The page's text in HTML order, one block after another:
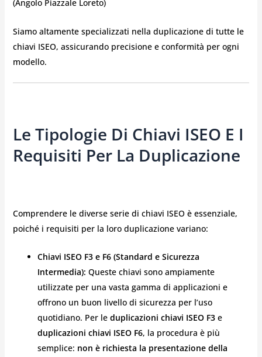
(Angolo Piazzale Loreto)
Siamo altamente specializzati nella duplicazione di tutte le
chiavi ISEO, assicurando precisione e conformità per ogni
modello.
Le Tipologie Di Chiavi ISEO E I
Requisiti Per La Duplicazione
Comprendere le diverse serie di chiavi ISEO è essenziale,
poiché i requisiti per la loro duplicazione variano:
Chiavi ISEO F3 e F6 (Standard e Sicurezza
Intermedia): Queste chiavi sono ampiamente
utilizzate per una vasta gamma di applicazioni e
offrono un buon livello di sicurezza per l’uso
quotidiano. Per le duplicazioni chiavi ISEO F3e
duplicazioni chiavi ISEO F6, la procedura è più
semplice: non è richiesta la presentazione della